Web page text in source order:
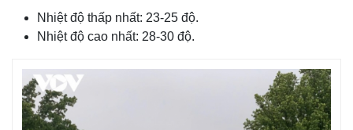
Nhiệt độ thấp nhất: 23-25 độ.
Nhiệt độ cao nhất: 28-30 độ.